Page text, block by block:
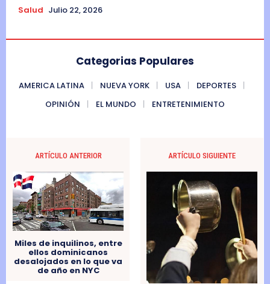
Salud Julio 22, 2026
Categorias Populares
AMERICA LATINA NUEVA YORK USA
DEPORTES
OPINIÓN
EL MUNDO ENTRETENIMIENTO
ARTÍCULO ANTERIOR
Miles de inquilinos, entre
ellos dominicanos
desalojados en lo que va
de año en NYC
ARTÍCULO SIGUIENTE